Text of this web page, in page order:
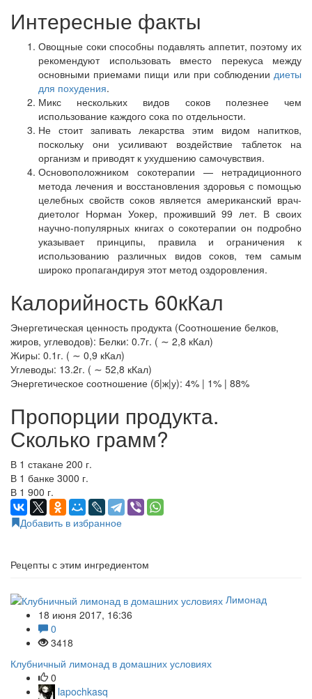
Интересные факты
Овощные соки способны подавлять аппетит, поэтому их
рекомендуют использовать вместо перекуса между
основными приемами пищи или при соблюдении диеты
для похудения.
Микс нескольких видов соков полезнее чем
использование каждого сока по отдельности.
Не стоит запивать лекарства этим видом напитков,
поскольку они усиливают воздействие таблеток на
организм и приводят к ухудшению самочувствия.
Основоположником сокотерапии — нетрадиционного
метода лечения и восстановления здоровья с помощью
целебных свойств соков является американский врач-
диетолог Норман Уокер, проживший 99 лет. В своих
научно-популярных книгах о сокотерапии он подробно
указывает принципы, правила и ограничения к
использованию различных видов соков, тем самым
широко пропагандируя этот метод оздоровления.
Калорийность 60кКал
Энергетическая ценность продукта (Соотношение белков,
жиров, углеводов): Белки: 0.7г. ( ∼ 2,8 кКал)
Жиры: 0.1г. ( ∼ 0,9 кКал)
Углеводы: 13.2г. ( ∼ 52,8 кКал)
Энергетическое соотношение (б|ж|у): 4% | 1% | 88%
Пропорции продукта.
Сколько грамм?
В 1 стакане 200 г.
В 1 банке 3000 г.
В 1 900 г.
Добавить в избранное
Рецепты с этим ингредиентом
Лимонад
18 июня 2017, 16:36
0
3418
Клубничный лимонад в домашних условиях
0
lapochkasq